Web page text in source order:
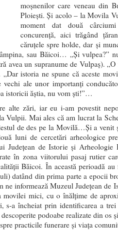
moșnenilor care veneau din
Ploiești. Și acolo – la Movila
moment dat două
concurență, aici trăgând
căruțele spre holde, dar și
sau Băicoi… „Și vulpea?”
avea un supranume de Vulpaș).
istoria ne spune că aceste
vechi ale unor importanți
istoricii ăștia, nu vom ști!”…
alte zări, iar eu i-am povestit
Vulpii. Mai ales că am lucrat la
de des pe la Movilă…Și a venit
luni de cercetări arheologice
Județean de Istorie și Arheologie
în zona viitorului pasaj rutier
Băicoi. În această perioadă au
datând din prima parte a epocii
ne informează Muzeul Județean de
movilei mici, cu o înălțime de
s-a încheiat prin identificarea a
podoabe realizate din os
practicile funerare și viața